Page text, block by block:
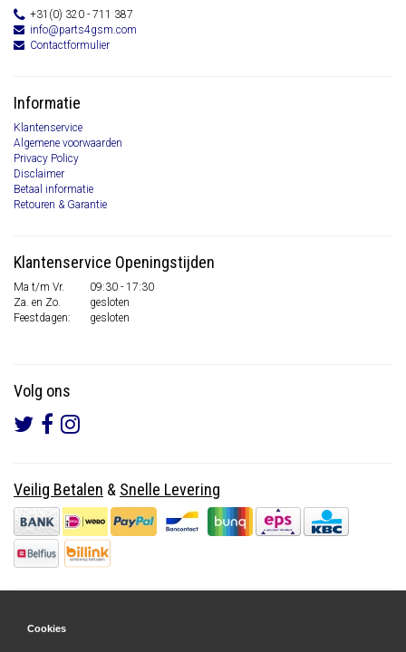
+31(0) 320 - 711 387
info@parts4gsm.com
Contactformulier
Informatie
Klantenservice
Algemene voorwaarden
Privacy Policy
Disclaimer
Betaal informatie
Retouren & Garantie
Klantenservice Openingstijden
Ma t/m Vr.
09:30 - 17:30
Za. en Zo.
gesloten
Feestdagen:
gesloten
Volg ons
Veilig Betalen & Snelle Levering
Cookies